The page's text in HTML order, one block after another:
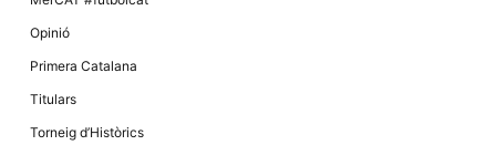
Opinió
Primera Catalana
Titulars
Torneig d’Històrics